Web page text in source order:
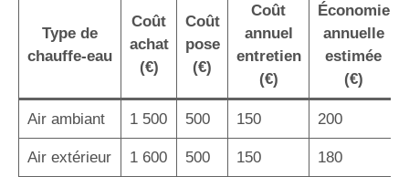
Type de
chauffe-eau
Coût
achat
(€)
Coût
pose
(€)
Coût
annuel
entretien
(€)
Économie
annuelle
estimée
(€)
Air ambiant 1 500 500 150 200
Air extérieur 1 600 500 150 180